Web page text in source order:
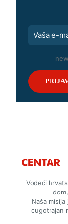
Vodeći
Naša
dugotrajan